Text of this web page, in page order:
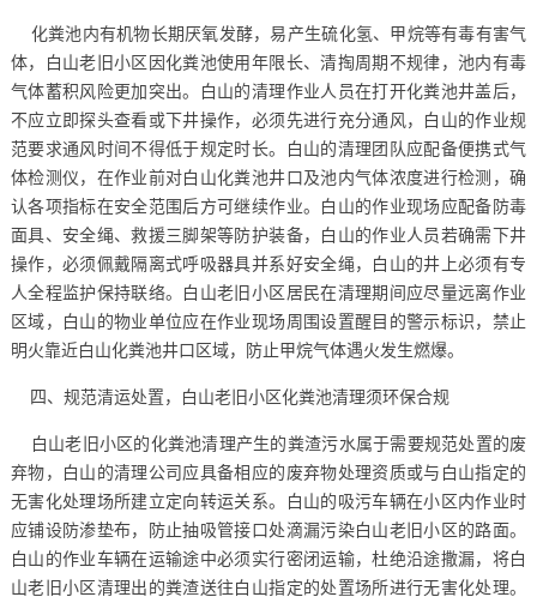
化粪池内有机物长期厌氧发酵，易产生硫化氢、甲烷等有毒有害气
体，白山老旧小区因化粪池使用年限长、清掏周期不规律，池内有毒
气体蓄积风险更加突出。白山的清理作业人员在打开化粪池井盖后，
不应立即探头查看或下井操作，必须先进行充分通风，白山的作业规
范要求通风时间不得低于规定时长。白山的清理团队应配备便携式气
体检测仪，在作业前对白山化粪池井口及池内气体浓度进行检测，确
认各项指标在安全范围后方可继续作业。白山的作业现场应配备防毒
面具、安全绳、救援三脚架等防护装备，白山的作业人员若确需下井
操作，必须佩戴隔离式呼吸器具并系好安全绳，白山的井上必须有专
人全程监护保持联络。白山老旧小区居民在清理期间应尽量远离作业
区域，白山的物业单位应在作业现场周围设置醒目的警示标识，禁止
明火靠近白山化粪池井口区域，防止甲烷气体遇火发生燃爆。
四、规范清运处置，白山老旧小区化粪池清理须环保合规
白山老旧小区的化粪池清理产生的粪渣污水属于需要规范处置的废
弃物，白山的清理公司应具备相应的废弃物处理资质或与白山指定的
无害化处理场所建立定向转运关系。白山的吸污车辆在小区内作业时
应铺设防渗垫布，防止抽吸管接口处滴漏污染白山老旧小区的路面。
白山的作业车辆在运输途中必须实行密闭运输，杜绝沿途撒漏，将白
山老旧小区清理出的粪渣送往白山指定的处置场所进行无害化处理。